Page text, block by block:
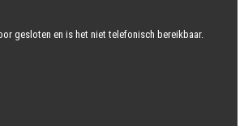
gesloten en is het niet telefonisch bereikbaar.